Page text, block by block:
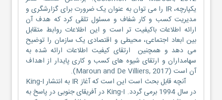
یکپارچه، IR را می توان به عنوان یک ضرورت برای گزارشگری و
مدیریت کسب و کار شفاف و مسئول تلقی کرد که هدف آن
ارائه اطلاعات باکیفیت تر است و این اطلاعات روابط متقابل
بین ابعاد اجتماعی، محیطی و اقتصادی یک سازمان را توضیح
می دهد و همچنین ارتقای کیفیت اطلاعات ارائه شده به
سهامداران و ارتقای شیوه های کسب و کاری پایدار از اهداف
آن است (Maroun and De Villiers, 2017).
آنچه قابل بحث است این است که آغاز IR به انتشار King-I
در سال 1994 برمی گردد. King-I در آفریقای جنوبی در پاسخ به